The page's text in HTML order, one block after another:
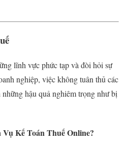
lĩnh vực phức tạp và đòi hỏi sự
nghiệp, việc không tuân thủ các
hậu quả nghiêm trọng như bị
Kế Toán Thuế Online?